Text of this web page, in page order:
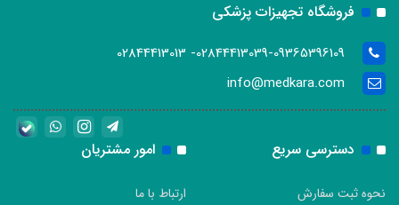
فروشگاه تجهیزات پزشکی
02844413039-09365396109- 02844413013
info@medkara.com
دسترسی سریع
نحوه ثبت سفارش
امور مشتریان
ارتباط با ما